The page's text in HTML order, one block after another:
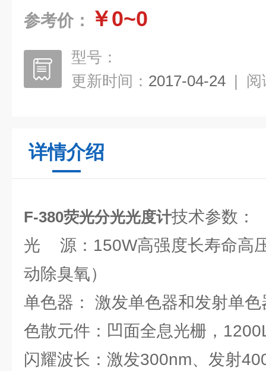
参考价： ￥0~0
型号：
更新时间： 2017-04-24 | 阅
详情介绍
F-380荧光分光光度计技术参数：
光 源：150W高强度长寿命高
动除臭氧）
单色器： 激发单色器和发射单色
色散元件：凹面全息光栅，
闪耀波长：激发300nm、发射